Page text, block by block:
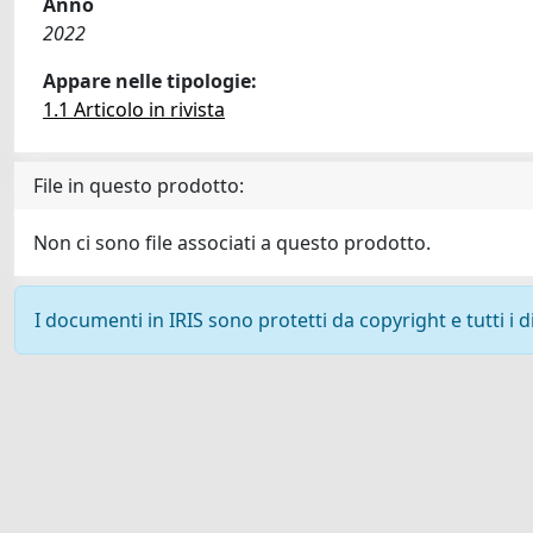
2022
Appare nelle tipologie:
1.1 Articolo in rivista
File in questo prodotto:
Non ci sono file associati a questo prodotto.
I documenti in IRIS sono protetti da copyright e tutti i